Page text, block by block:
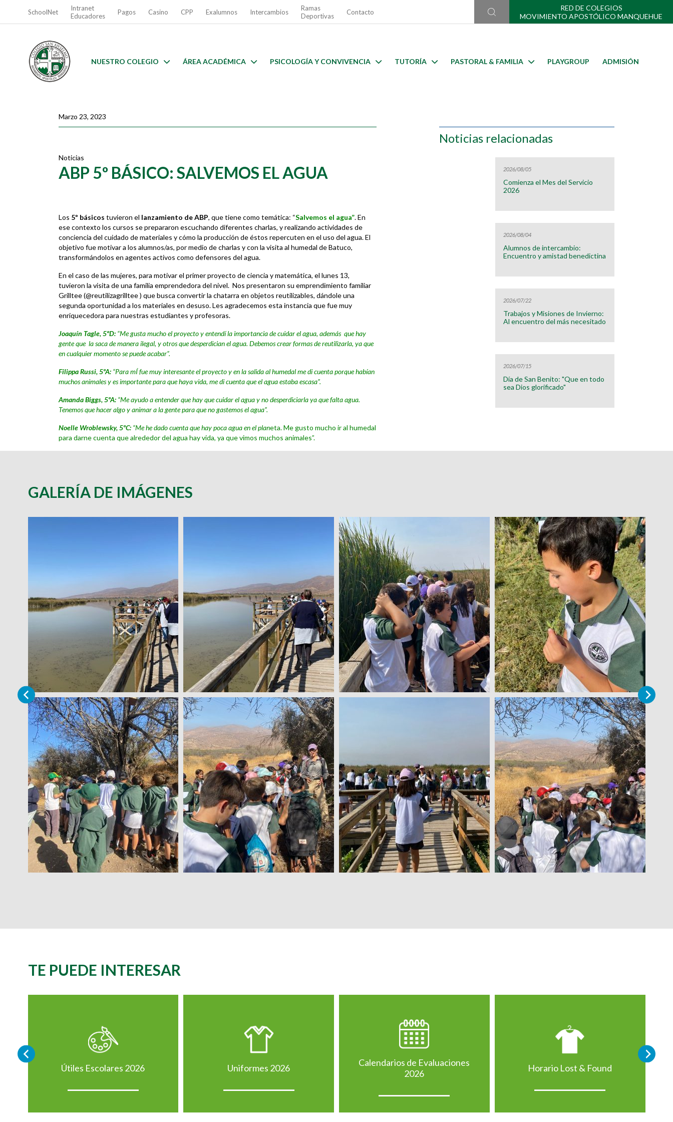
SchoolNet
Intranet
Educadores
Pagos Casino CPP Exalumnos Intercambios
Ramas
Deportivas
Contacto
RED DE COLEGIOS
MOVIMIENTO APOSTÓLICO MANQUEHUE
NUESTRO COLEGIO ÁREA ACADÉMICA PSICOLOGÍA Y CONVIVENCIA TUTORÍA PASTORAL & FAMILIA PLAYGROUP ADMISIÓN
Marzo 23, 2023
Noticias
ABP 5º BÁSICO: SALVEMOS EL AGUA
Los 5º básicos tuvieron el lanzamiento de ABP, que tiene como temática: “Salvemos el agua”. En
ese contexto los cursos se prepararon escuchando diferentes charlas, y realizando actividades de
conciencia del cuidado de materiales y cómo la producción de éstos repercuten en el uso del agua. El
objetivo fue motivar a los alumnos/as, por medio de charlas y con la visita al humedal de Batuco,
transformándolos en agentes activos como defensores del agua.
En el caso de las mujeres, para motivar el primer proyecto de ciencia y matemática, el lunes 13,
tuvieron la visita de una familia emprendedora del nivel. Nos presentaron su emprendimiento familiar
Grilltee (@reutilizagrilltee ) que busca convertir la chatarra en objetos reutilizables, dándole una
segunda oportunidad a los materiales en desuso. Les agradecemos esta instancia que fue muy
enriquecedora para nuestras estudiantes y profesoras.
Joaquín Tagle, 5ºD: “Me gusta mucho el proyecto y entendí la importancia de cuidar el agua, además que hay
gente que la saca de manera ilegal, y otros que desperdician el agua. Debemos crear formas de reutilizarla, ya que
en cualquier momento se puede acabar”.
Filippa Russi, 5ºA: “Para mÍ fue muy interesante el proyecto y en la salida al humedal me di cuenta porque habían
muchos animales y es importante para que haya vida, me di cuenta que el agua estaba escasa”.
Amanda Biggs, 5ºA: “Me ayudo a entender que hay que cuidar el agua y no desperdiciarla ya que falta agua.
Tenemos que hacer algo y animar a la gente para que no gastemos el agua”.
Noelle Wroblewsky, 5ºC: “Me he dado cuenta que hay poca agua en el planeta. Me gusto mucho ir al humedal
para darne cuenta que alrededor del agua hay vida, ya que vimos muchos animales”.
Noticias relacionadas
2026/08/05
Comienza el Mes del Servicio
2026
2026/08/04
Alumnos de intercambio:
Encuentro y amistad benedictina
2026/07/22
Trabajos y Misiones de Invierno:
Al encuentro del más necesitado
2026/07/15
Día de San Benito: "Que en todo
sea Dios glorificado"
GALERÍA DE IMÁGENES
TE PUEDE INTERESAR
Útiles Escolares 2026 Uniformes 2026
Calendarios de Evaluaciones
2026
Horario Lost & Found